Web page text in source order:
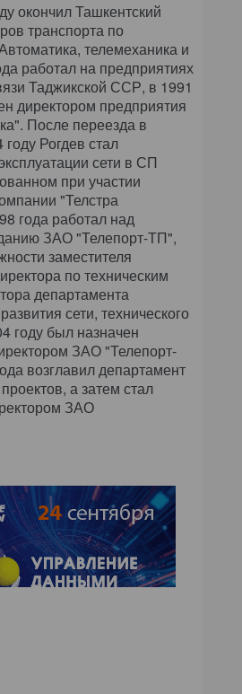
ИТ В ЗДРАВООХРАНЕНИИ
ПАРТНЕРСКИЕ ПРОЕКТЫ
ИТ-КАЛЕНДАРЬ
АРХИВ ЖУРНАЛОВ
окончил Ташкентский
транспорта по
телемеханика и
работал на предприятиях
Таджикской ССР, в 1991
директором предприятия
После переезда в
Рогдев стал
сети в СП
при участии
"Телстра
года работал над
ЗАО "Телепорт-ТП",
заместителя
по техническим
департамента
сети, технического
году был назначен
ЗАО "Телепорт-
возглавил департамент
а затем стал
ЗАО